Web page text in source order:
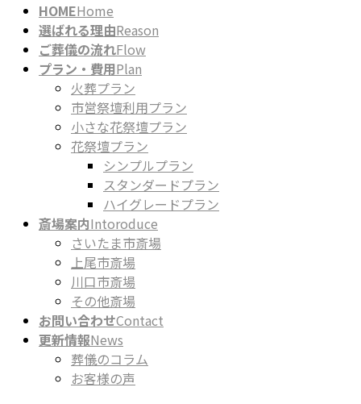
HOMEHome
選ばれる理由Reason
ご葬儀の流れFlow
プラン・費用Plan
火葬プラン
市営祭壇利用プラン
小さな花祭壇プラン
花祭壇プラン
シンプルプラン
スタンダードプラン
ハイグレードプラン
斎場案内Intoroduce
さいたま市斎場
上尾市斎場
川口市斎場
その他斎場
お問い合わせContact
更新情報News
葬儀のコラム
お客様の声